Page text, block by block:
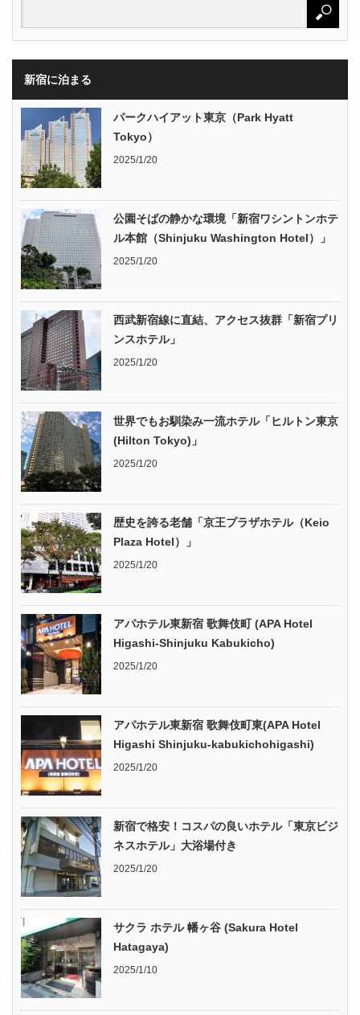
新宿に泊まる
パークハイアット東京（Park Hyatt
Tokyo）
2025/1/20
公園そばの静かな環境「新宿ワシントンホテ
ル本館（Shinjuku Washington Hotel）」
2025/1/20
西武新宿線に直結、アクセス抜群「新宿プリ
ンスホテル」
2025/1/20
世界でもお馴染み一流ホテル「ヒルトン東京
(Hilton Tokyo)」
2025/1/20
歴史を誇る老舗「京王プラザホテル（Keio
Plaza Hotel）」
2025/1/20
アパホテル東新宿 歌舞伎町 (APA Hotel
Higashi-Shinjuku Kabukicho)
2025/1/20
アパホテル東新宿 歌舞伎町東(APA Hotel
Higashi Shinjuku-kabukichohigashi)
2025/1/20
新宿で格安！コスパの良いホテル「東京ビジ
ネスホテル」大浴場付き
2025/1/20
サクラ ホテル 幡ヶ谷 (Sakura Hotel
Hatagaya)
2025/1/10